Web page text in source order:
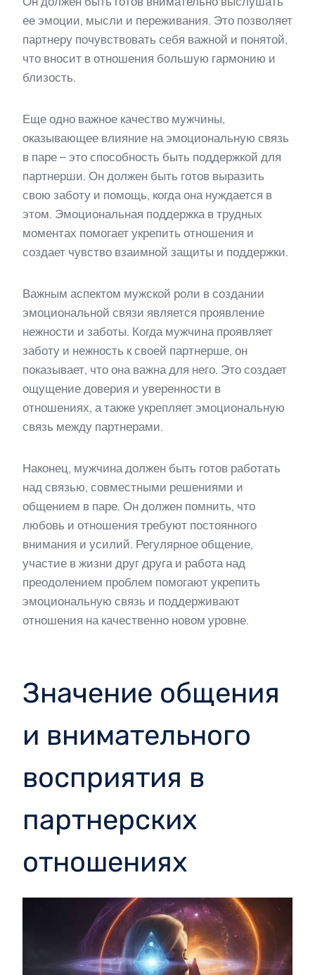
ее эмоции, мысли и переживания. Это позволяет
партнеру почувствовать себя важной и понятой,
что вносит в отношения большую гармонию и
близость.
Еще одно важное качество мужчины,
оказывающее влияние на эмоциональную связь
в паре – это способность быть поддержкой для
партнерши. Он должен быть готов выразить
свою заботу и помощь, когда она нуждается в
этом. Эмоциональная поддержка в трудных
моментах помогает укрепить отношения и
создает чувство взаимной защиты и поддержки.
Важным аспектом мужской роли в создании
эмоциональной связи является проявление
нежности и заботы. Когда мужчина проявляет
заботу и нежность к своей партнерше, он
показывает, что она важна для него. Это создает
ощущение доверия и уверенности в
отношениях, а также укрепляет эмоциональную
связь между партнерами.
Наконец, мужчина должен быть готов работать
над связью, совместными решениями и
общением в паре. Он должен помнить, что
любовь и отношения требуют постоянного
внимания и усилий. Регулярное общение,
участие в жизни друг друга и работа над
преодолением проблем помогают укрепить
эмоциональную связь и поддерживают
отношения на качественно новом уровне.
Значение общения
и внимательного
восприятия в
партнерских
отношениях